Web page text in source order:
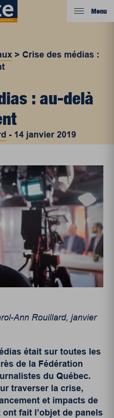
Menu
> Crise des médias :
: au-delà
- 14 janvier 2019
Ann Rouillard, janvier
était sur toutes les
de la Fédération
du Québec.
traverser la crise,
et impacts de
fait l’objet de panels